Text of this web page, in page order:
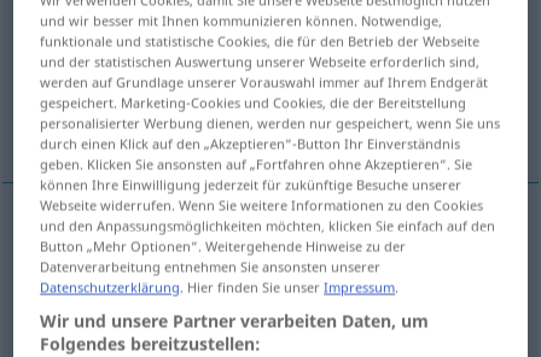
Übersicht aller Übersetzungen
(Für mehr Details die Übersetzung anklicken/antippen)
uppror, resning, tumult
upprorn Aufruhr
resning tumult Aufruhr
und wir besser mit Ihnen kommunizieren können. Notwendige,
funktionale und statistische Cookies, die für den Betrieb der Webseite
und der statistischen Auswertung unserer Webseite erforderlich sind,
werden auf Grundlage unserer Vorauswahl immer auf Ihrem Endgerät
gespeichert. Marketing-Cookies und Cookies, die der Bereitstellung
personalisierter Werbung dienen, werden nur gespeichert, wenn Sie uns
durch einen Klick auf den „Akzeptieren“-Button Ihr Einverständnis
geben. Klicken Sie ansonsten auf „Fortfahren ohne Akzeptieren“. Sie
können Ihre Einwilligung jederzeit für zukünftige Besuche unserer
Webseite widerrufen. Wenn Sie weitere Informationen zu den Cookies
und den Anpassungsmöglichkeiten möchten, klicken Sie einfach auf den
Button „Mehr Optionen“. Weitergehende Hinweise zu der
Datenverarbeitung entnehmen Sie ansonsten unserer
Datenschutzerklärung. Hier finden Sie unserImpressum.
Wir und unsere Partner verarbeiten Daten, um
Folgendes bereitzustellen: